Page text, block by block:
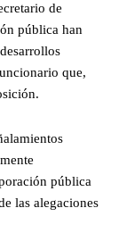
de
pública han
que,
pública
las alegaciones